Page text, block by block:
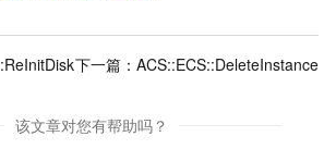
下一篇： ACS::ECS::DeleteInstance
该文章对您有帮助吗？